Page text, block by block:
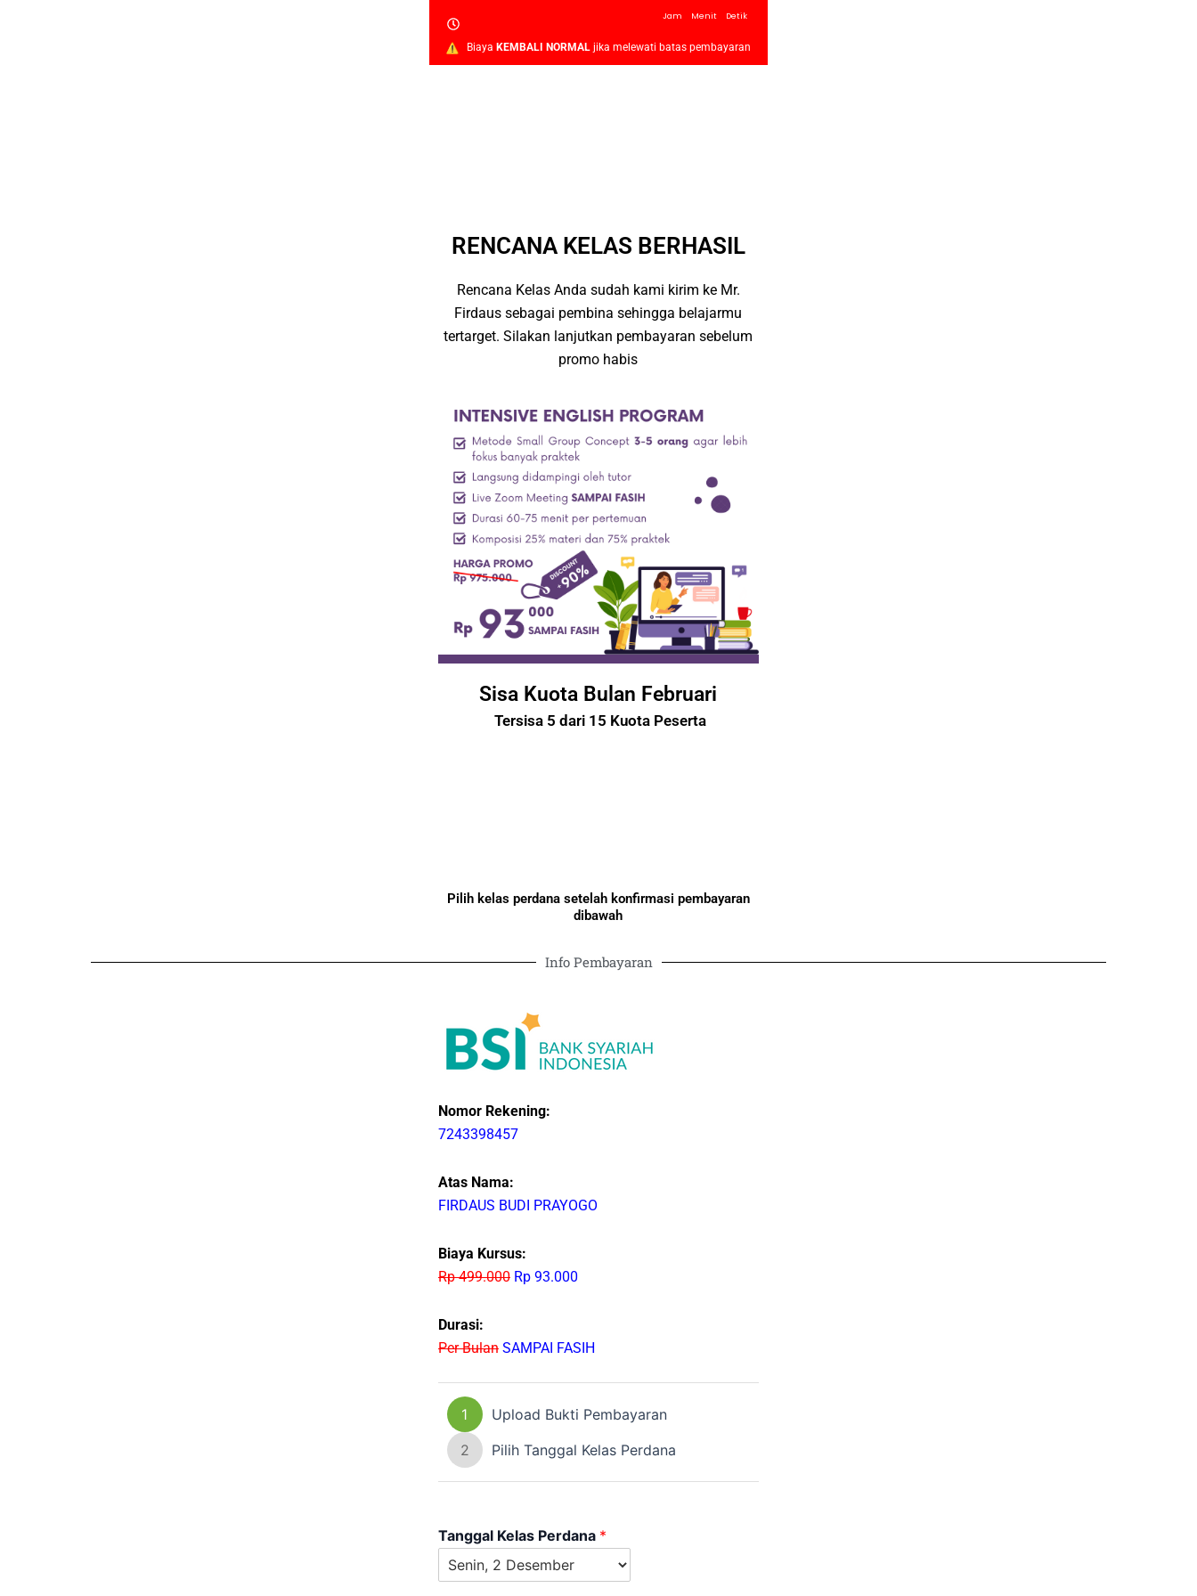
Jam Menit Detik
Biaya KEMBALI NORMALjika melewati batas pembayaran
RENCANA KELAS BERHASIL
Rencana Kelas Anda sudah kami kirim ke Mr.
Firdaus sebagai pembina sehingga belajarmu
tertarget. Silakan lanjutkan pembayaran sebelum
promo habis
Sisa Kuota Bulan Februari
Tersisa 5 dari 15 Kuota Peserta
Pilih kelas perdana setelah konfirmasi pembayaran
dibawah
Info Pembayaran
Nomor Rekening:
7243398457
Atas Nama:
FIRDAUS BUDI PRAYOGO
Biaya Kursus:
Rp 499.000Rp 93.000
Durasi:
Per BulanSAMPAI FASIH
1
Upload Bukti Pembayaran
2
Pilih Tanggal Kelas Perdana
Tanggal Kelas Perdana *